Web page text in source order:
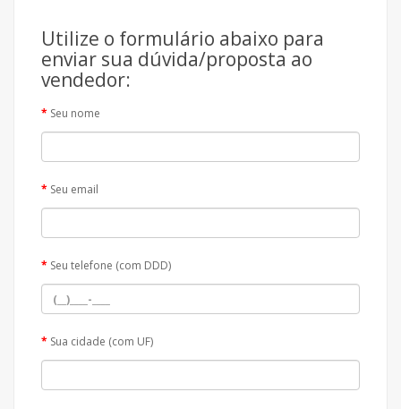
Utilize o formulário abaixo para
enviar sua dúvida/proposta ao
vendedor:
Seu nome
Seu email
Seu telefone (com DDD)
Sua cidade (com UF)